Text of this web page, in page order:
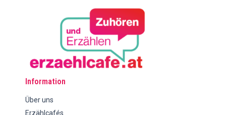
Information
Über uns
Erzählcafés